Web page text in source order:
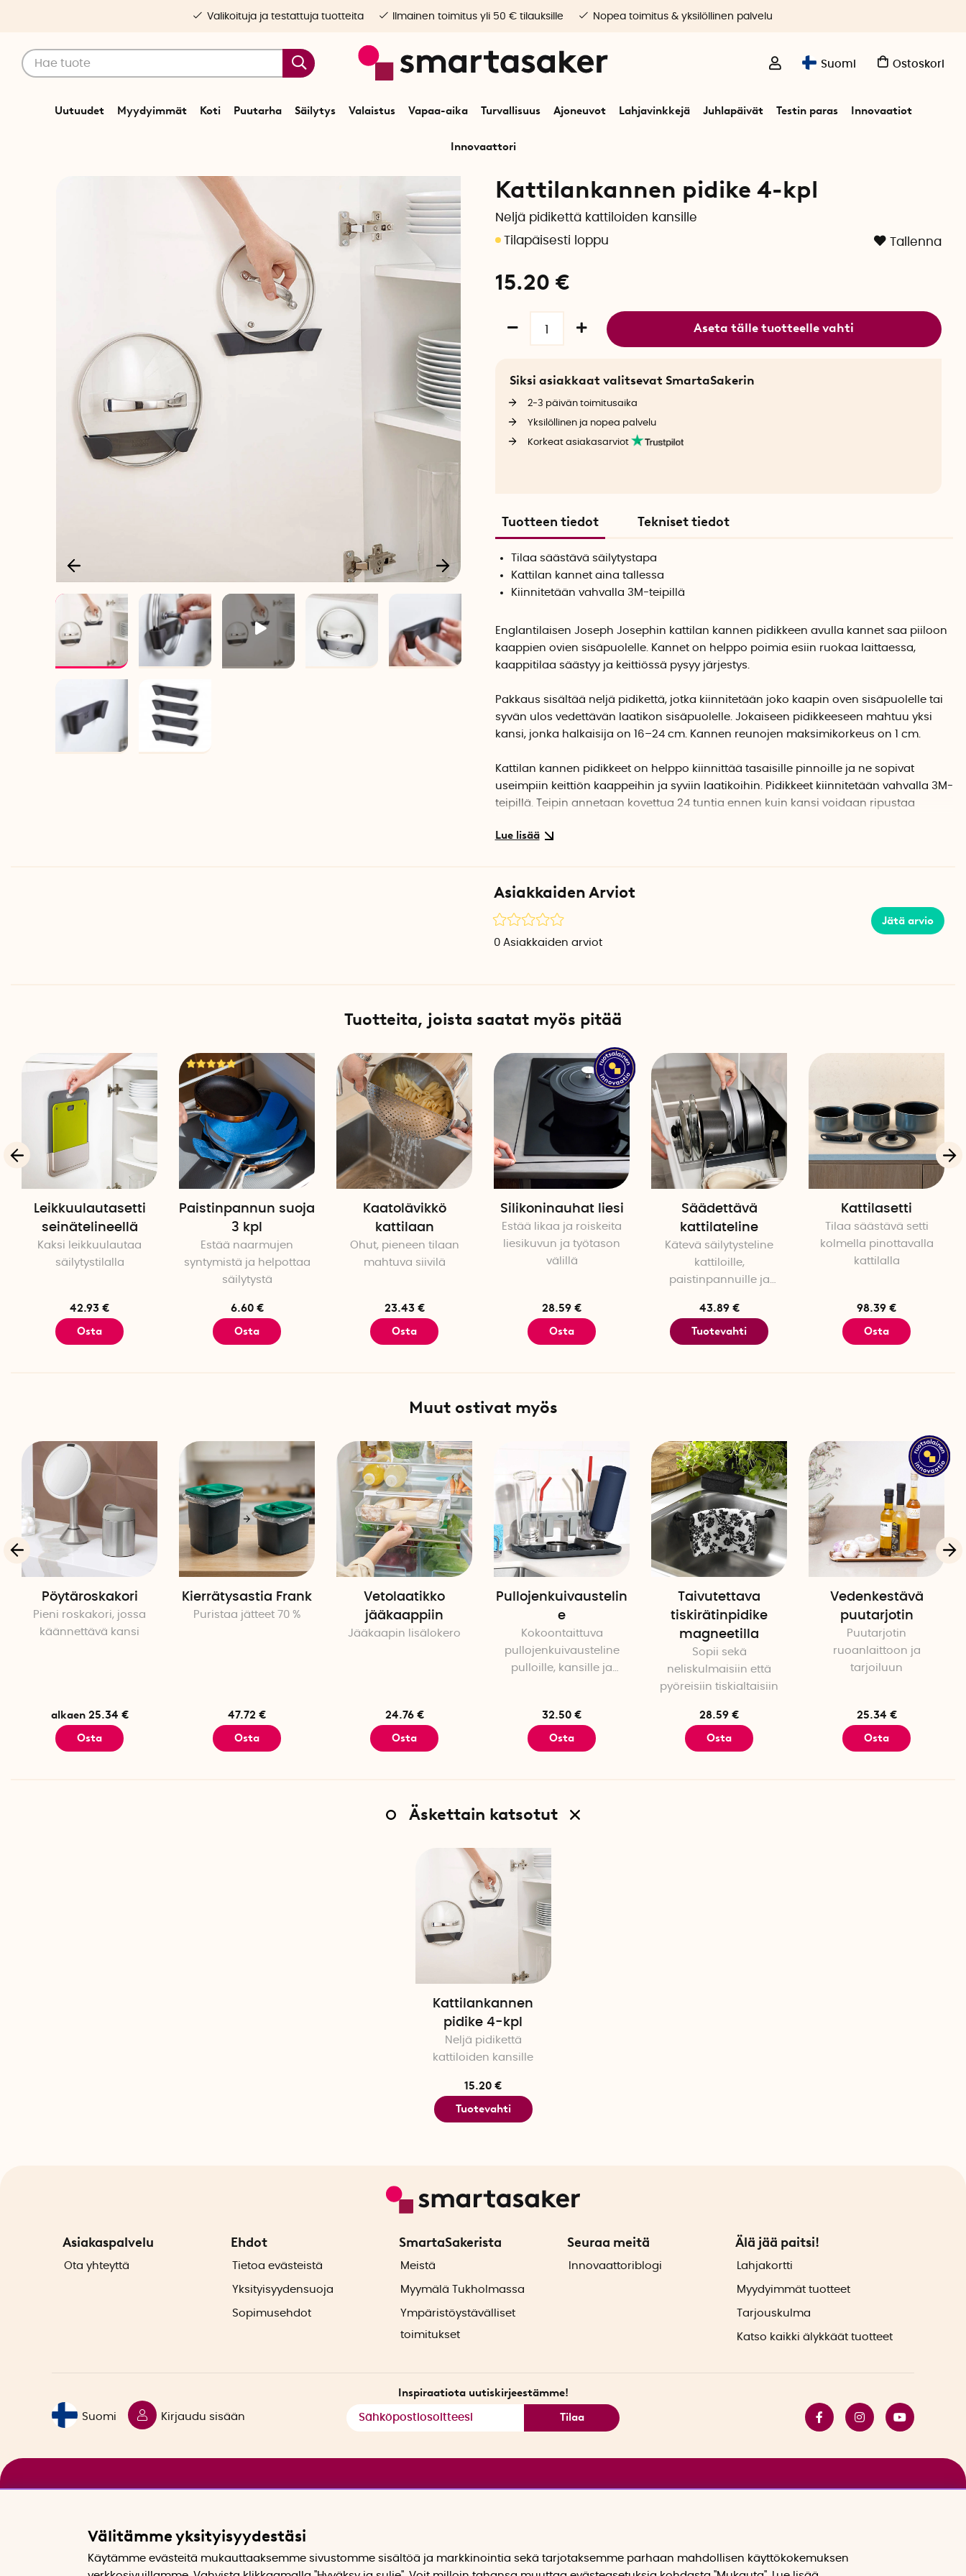
Suomi Ostoskori
Uutuudet Myydyimmät Koti Puutarha Säilytys Valaistus Vapaa-aika Turvallisuus Ajoneuvot Lahjavinkkejä Juhlapäivät Testin paras Innovaatiot
Innovaattori
Valikoituja ja testattuja tuotteita Ilmainen toimitus yli 50 € tilauksille Nopea toimitus & yksilöllinen palvelu
Keittiösisustus
Kattilankannen pidike 4-kpl
Neljä pidikettä kattiloiden kansille
Tallenna
15.20 €
Aseta tälle tuotteelle vahti
Siksi asiakkaat valitsevat SmartaSakerin
2-3 päivän toimitusaika
Yksilöllinen ja nopea palvelu
Korkeat asiakasarviot
Tuotteen tiedot Tekniset tiedot
Tilaa säästävä säilytystapa
Kattilan kannet aina tallessa
Kiinnitetään vahvalla 3M-teipillä
Englantilaisen Joseph Josephin kattilan kannen pidikkeen avulla kannet saa piiloon
kaappien ovien sisäpuolelle. Kannet on helppo poimia esiin ruokaa laittaessa,
kaappitilaa säästyy ja keittiössä pysyy järjestys.
Pakkaus sisältää neljä pidikettä, jotka kiinnitetään joko kaapin oven sisäpuolelle tai
syvän ulos vedettävän laatikon sisäpuolelle. Jokaiseen pidikkeeseen mahtuu yksi
kansi, jonka halkaisija on 16–24 cm. Kannen reunojen maksimikorkeus on 1 cm.
Kattilan kannen pidikkeet on helppo kiinnittää tasaisille pinnoille ja ne sopivat
useimpiin keittiön kaappeihin ja syviin laatikoihin. Pidikkeet kiinnitetään vahvalla 3M-
teipillä. Teipin annetaan kovettua 24 tuntia ennen kuin kansi voidaan ripustaa
Puhdista pinta liasta ja rasvatahroista ja anna pinnan kuivua. Mittaa, mihin haluat
kiinnittää pidikkeet ja yritä sulkea kaapin ovi. Varmista, että kattilan pidike ja kannen
Kattilan kannen pidikkeitä: 4 kpl
Kannen halkaisija 16–24 cm
Kannen reunan korkeus kork. 1,2 cm
Suunnittelija Joseph Joseph
Asiakkaiden Arviot
Jätä arvio
0 Asiakkaiden arviot
Tuotteita, joista saatat myös pitää
Leikkuulautasetti
seinätelineellä
Kaksi leikkuulautaa
säilytystilalla
42.93 €
Osta
Paistinpannun suoja
3 kpl
Estää naarmujen
syntymistä ja helpottaa
säilytystä
6.60 €
Osta
Kaatolävikkö
kattilaan
Ohut, pieneen tilaan
mahtuva siivilä
23.43 €
Osta
Silikoninauhat liesi
Estää likaa ja roiskeita
liesikuvun ja työtason
välillä
28.59 €
Osta
Säädettävä
kattilateline
Kätevä säilytysteline
kattiloille,
paistinpannuille ja
43.89 €
Tuotevahti
Kattilasetti
Tilaa säästävä setti
kolmella pinottavalla
kattilalla
98.39 €
Osta
Muut ostivat myös
Pöytäroskakori
Pieni roskakori, jossa
käännettävä kansi
alkaen 25.34 €
Osta
Kierrätysastia Frank
Puristaa jätteet 70 %
47.72 €
Osta
Vetolaatikko
jääkaappiin
Jääkaapin lisälokero
24.76 €
Osta
Pullojenkuivaustelin
e
Kokoontaittuva
pullojenkuivausteline
pulloille, kansille ja
32.50 €
Osta
Taivutettava
tiskirätinpidike
magneetilla
Sopii sekä
neliskulmaisiin että
pyöreisiin tiskialtaisiin
28.59 €
Osta
Vedenkestävä
puutarjotin
Puutarjotin
ruoanlaittoon ja
tarjoiluun
25.34 €
Osta
Äskettain katsotut
Kattilankannen
pidike 4-kpl
Neljä pidikettä
kattiloiden kansille
15.20 €
Tuotevahti
Asiakaspalvelu
Ota yhteyttä
Ehdot
Tietoa evästeistä
Yksityisyydensuoja
Sopimusehdot
SmartaSakerista
Meistä
Myymälä Tukholmassa
Ympäristöystävälliset
toimitukset
Seuraa meitä
Innovaattoriblogi
Älä jää paitsi!
Lahjakortti
Myydyimmät tuotteet
Tarjouskulma
Katso kaikki älykkäät tuotteet
Suomi Kirjaudu sisään
Inspiraatiota uutiskirjeestämme!
Tilaa
Välitämme yksityisyydestäsi
Käytämme evästeitä mukauttaaksemme sivustomme sisältöä ja markkinointia sekä tarjotaksemme parhaan mahdollisen käyttökokemuksen